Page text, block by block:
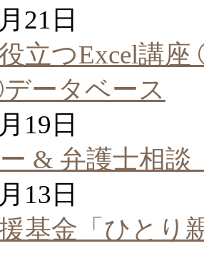
21日
立つExcel講
ータベース
19日
& 弁護士相談
13日
基金「ひとり